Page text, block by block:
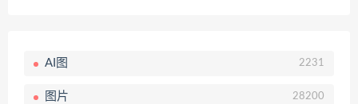
AI图 2231
图片 28200